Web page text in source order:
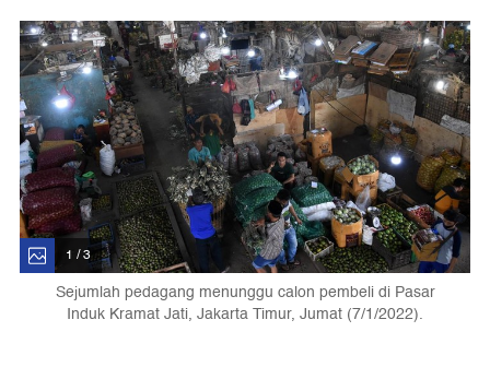
1 / 3
Sejumlah pedagang menunggu calon pembeli di Pasar
Induk Kramat Jati, Jakarta Timur, Jumat (7/1/2022).